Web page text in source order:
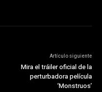
Artículo siguiente
Mira el tráiler oficial de la
perturbadora película
‘Monstruos’